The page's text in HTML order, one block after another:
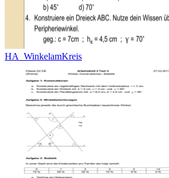
HA_WinkelamKreis